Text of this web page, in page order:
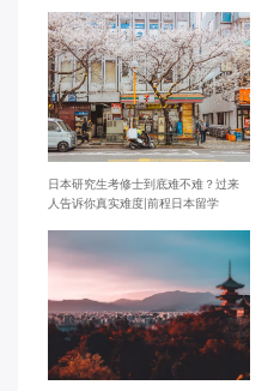
日本研究生考修士到底难不难？过来
人告诉你真实难度|前程日本留学